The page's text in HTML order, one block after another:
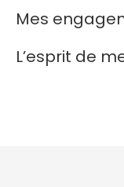
Mes
L’esprit de